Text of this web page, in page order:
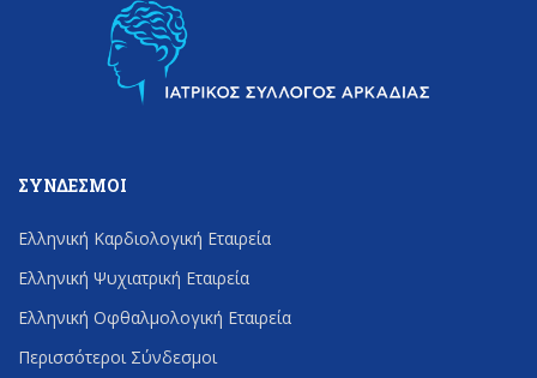
ΣΎΝΔΕΣΜΟΙ
Ελληνική Καρδιολογική Εταιρεία
Ελληνική Ψυχιατρική Εταιρεία
Ελληνική Οφθαλμολογική Εταιρεία
Περισσότεροι Σύνδεσμοι